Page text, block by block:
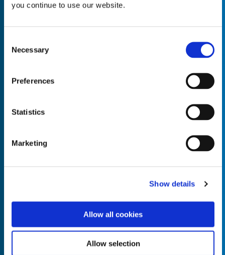
you continue to use our website.
Selection
Necessary
Preferences
Statistics
Marketing
Show details
Allow all cookies
Allow selection
Quantity*
Empty